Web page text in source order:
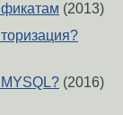
(2013)
(2016)